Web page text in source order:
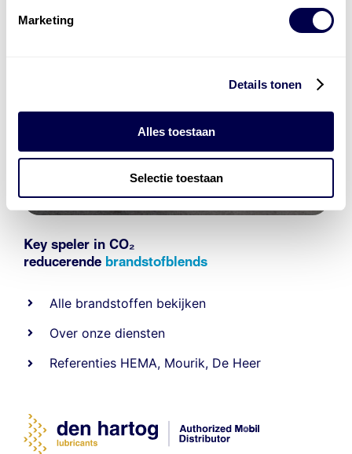
Marketing
Details tonen
Alles toestaan
Selectie toestaan
Key speler in CO₂
reducerende brandstofblends
Alle brandstoffen bekijken
Over onze diensten
Referenties HEMA, Mourik, De Heer